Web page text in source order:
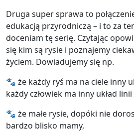
Druga super sprawa to
edukacją przyrodniczą – i to za
doceniam tę serię. Czytając
się kim są rysie i poznajemy
życiem. Dowiadujemy się np.
🐾 że każdy ryś ma na ciele inny
każdy człowiek ma inny układ
🐾 że małe rysie, dopóki nie
bardzo blisko mamy,